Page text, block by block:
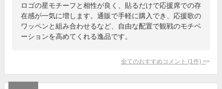
ロゴの星モチーフと相性が良く、貼るだけで応援席での存
在感が一気に増します。通販で手軽に購入でき、応援歌の
ワッペンと組み合わせるなど、自由な配置で観戦のモチベ
ーションを高めてくれる逸品です。
全てのおすすめコメント (1 件) >